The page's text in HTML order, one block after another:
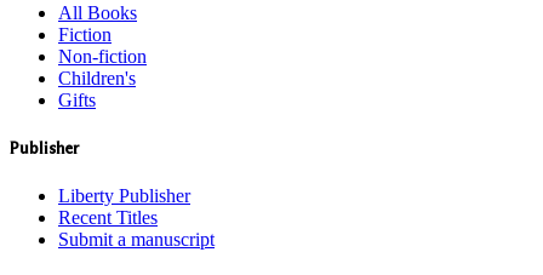
All Books
Fiction
Non-fiction
Children's
Gifts
Publisher
Liberty Publisher
Recent Titles
Submit a manuscript